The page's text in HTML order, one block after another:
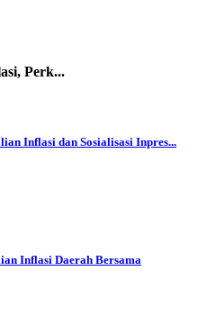
Perk...
Inflasi dan Sosialisasi Inpres...
Inflasi Daerah Bersama